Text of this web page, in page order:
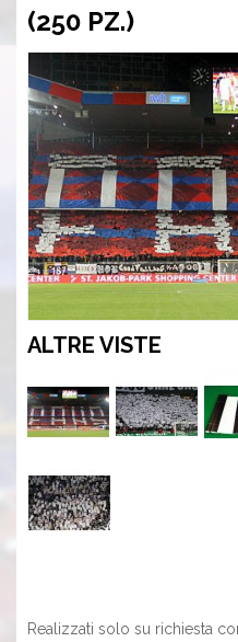
(250 PZ.)
ALTRE VISTE
Realizzati solo su richiesta